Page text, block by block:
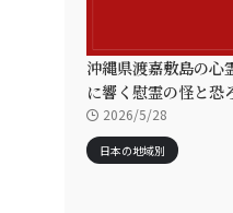
沖縄県渡嘉敷島の心
に響く慰霊の怪と恐
2026/5/28
日本の地域別